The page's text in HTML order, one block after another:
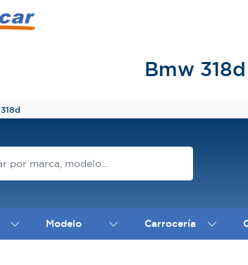
Bmw
318d
Modelo Carrocería